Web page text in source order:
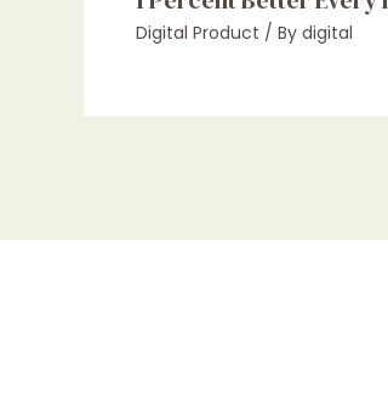
Digital Product / By digital